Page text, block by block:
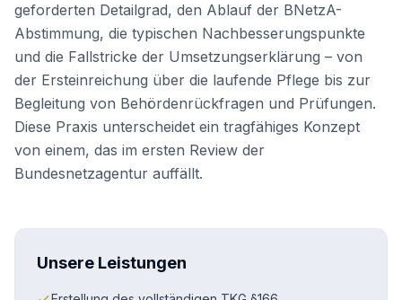
geforderten Detailgrad, den Ablauf der BNetzA-
Abstimmung, die typischen Nachbesserungspunkte
und die Fallstricke der Umsetzungserklärung – von
der Ersteinreichung über die laufende Pflege bis zur
Begleitung von Behördenrückfragen und Prüfungen.
Diese Praxis unterscheidet ein tragfähiges Konzept
von einem, das im ersten Review der
Bundesnetzagentur auffällt.
Unsere Leistungen